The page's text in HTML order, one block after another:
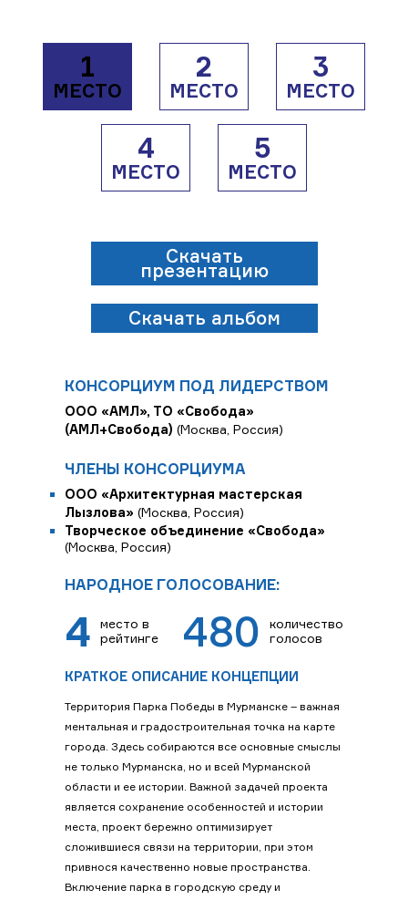
1
МЕСТО
2
МЕСТО
3
МЕСТО
4
МЕСТО
5
МЕСТО
Скачать
презентацию
Скачать альбом
КОНСОРЦИУМ ПОД ЛИДЕРСТВОМ
ООО «АМЛ», ТО «Свобода»
(АМЛ+Свобода) (Москва, Россия)
ЧЛЕНЫ КОНСОРЦИУМА
ООО «Архитектурная мастерская
Лызлова» (Москва, Россия)
Творческое объединение «Свобода»
(Москва, Россия)
НАРОДНОЕ ГОЛОСОВАНИЕ:
4
место в
рейтинге
480
количество
голосов
КРАТКОЕ ОПИСАНИЕ КОНЦЕПЦИИ
Территория Парка Победы в Мурманске – важная
ментальная и градостроительная точка на карте
города. Здесь собираются все основные смыслы
не только Мурманска, но и всей Мурманской
области и ее истории. Важной задачей проекта
является сохранение особенностей и истории
места, проект бережно оптимизирует
сложившиеся связи на территории, при этом
привнося качественно новые пространства.
Включение парка в городскую среду и